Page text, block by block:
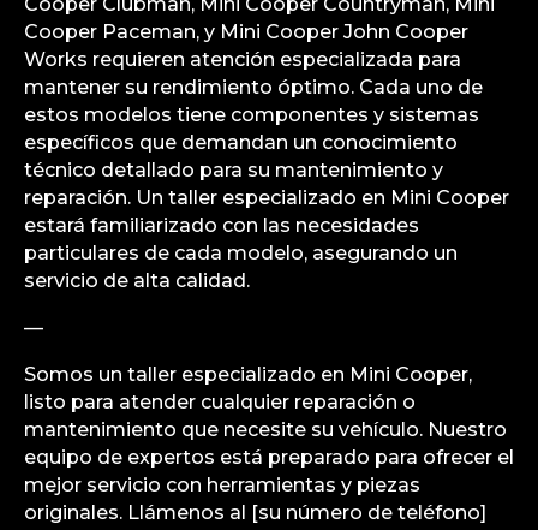
Cooper Paceman, y Mini Cooper John Cooper
Works requieren atención especializada para
mantener su rendimiento óptimo. Cada uno de
estos modelos tiene componentes y sistemas
específicos que demandan un conocimiento
técnico detallado para su mantenimiento y
reparación. Un taller especializado en Mini Cooper
estará familiarizado con las necesidades
particulares de cada modelo, asegurando un
servicio de alta calidad.
—
Somos un taller especializado en Mini Cooper,
listo para atender cualquier reparación o
mantenimiento que necesite su vehículo. Nuestro
equipo de expertos está preparado para ofrecer el
mejor servicio con herramientas y piezas
originales. Llámenos al [su número de teléfono]